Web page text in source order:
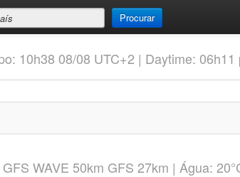
Procurar
10h38 08/08 UTC+2 | Daytime: 06h11
WAVE 50km GFS 27km | Água: